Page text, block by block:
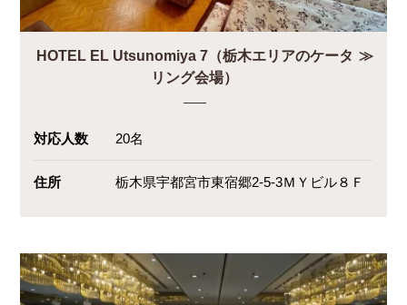
HOTEL EL Utsunomiya 7（栃木エリアのケータ
リング会場）
対応人数 20名
住所 栃木県宇都宮市東宿郷2-5-3ＭＹビル８Ｆ